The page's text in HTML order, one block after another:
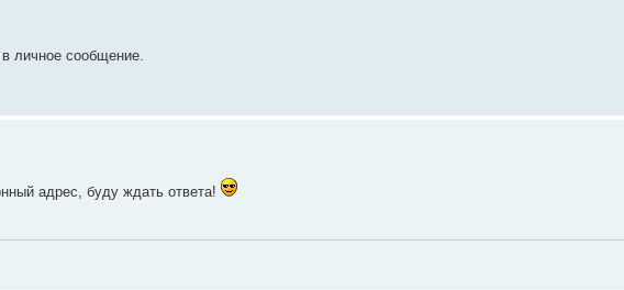
личное сообщение.
адрес, буду ждать ответа!